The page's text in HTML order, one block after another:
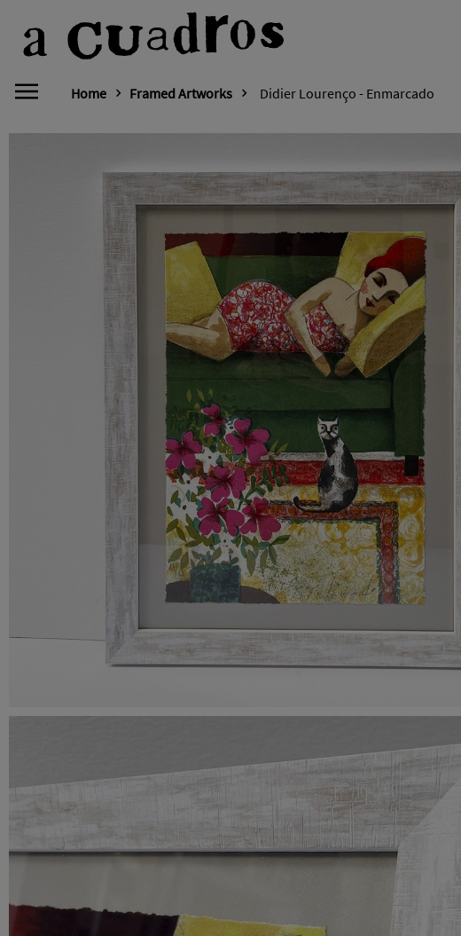
Home Framed Artworks Didier Lourenço - Enmarcado